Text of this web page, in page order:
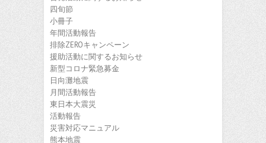
四旬節
小冊子
年間活動報告
排除ZEROキャンペーン
援助活動に関するお知らせ
新型コロナ緊急募金
日向灘地震
月間活動報告
東日本大震災
活動報告
災害対応マニュアル
熊本地震